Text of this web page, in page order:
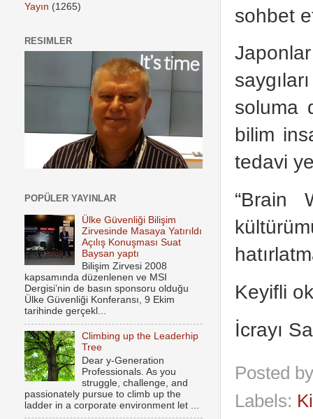
sohbet
soluma
bilim
tedavi
“Brain
Keyifli
İcrayı
Posted
Labels:
Yayın (1265)
RESIMLER
POPÜLER YAYINLAR
Ülke Güvenliği Bilişim
Zirvesinde Masaya Yatırıldı
Açılış Konuşması Suat
Baysan yaptı
Bilişim Zirvesi 2008
kapsamında düzenlenen ve MSI
Dergisi’nin de basın sponsoru olduğu
Ülke Güvenliği Konferansı, 9 Ekim
tarihinde gerçekl...
Climbing up the Leaderhip
Tree
Dear y-Generation
Professionals. As you
struggle, challenge, and
passionately pursue to climb up the
ladder in a corporate environment let ...